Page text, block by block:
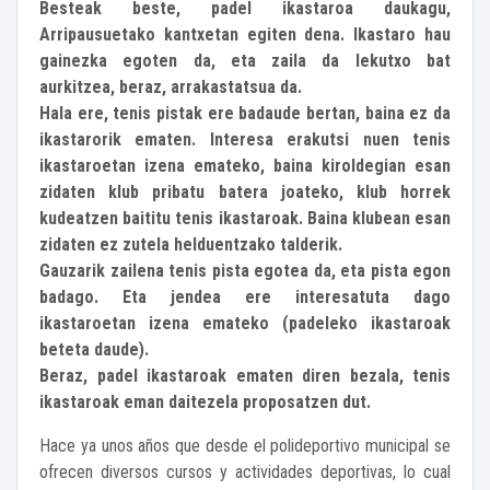
Besteak beste, padel ikastaroa daukagu,
Arripausuetako kantxetan egiten dena. Ikastaro hau
gainezka egoten da, eta zaila da lekutxo bat
aurkitzea, beraz, arrakastatsua da.
Hala ere, tenis pistak ere badaude bertan, baina ez da
ikastarorik ematen. Interesa erakutsi nuen tenis
ikastaroetan izena emateko, baina kiroldegian esan
zidaten klub pribatu batera joateko, klub horrek
kudeatzen baititu tenis ikastaroak. Baina klubean esan
zidaten ez zutela helduentzako talderik.
Gauzarik zailena tenis pista egotea da, eta pista egon
badago. Eta jendea ere interesatuta dago
ikastaroetan izena emateko (padeleko ikastaroak
beteta daude).
Beraz, padel ikastaroak ematen diren bezala, tenis
ikastaroak eman daitezela proposatzen dut.
Hace ya unos años que desde el polideportivo municipal se
ofrecen diversos cursos y actividades deportivas, lo cual